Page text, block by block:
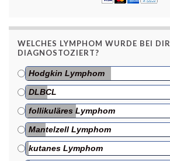
WELCHES LYMPHOM WURDE BEI DIR
DIAGNOSTOZIERT?
Hodgkin Lymphom
DLBCL
follikuläres Lymphom
Mantelzell Lymphom
kutanes Lymphom